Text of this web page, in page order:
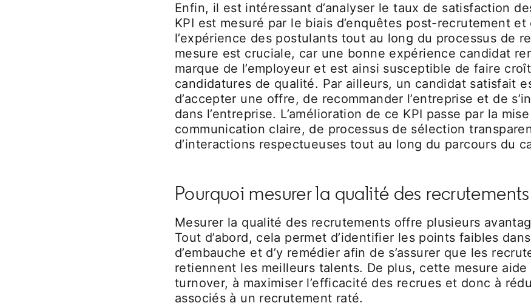
Enfin, il est intéressant d’analyser le taux de satisfaction
KPI est mesuré par le biais d’enquêtes post-recrutement et
l’expérience des postulants tout au long du processus de
mesure est cruciale, car une bonne expérience candidat
marque de l’employeur et est ainsi susceptible de faire
candidatures de qualité. Par ailleurs, un candidat satisfait
d’accepter une offre, de recommander l’entreprise et de
dans l’entreprise. L’amélioration de ce KPI passe par la
communication claire, de processus de sélection
d’interactions respectueuses tout au long du parcours du
Pourquoi mesurer la qualité des recrutements
Mesurer la qualité des recrutements offre plusieurs
Tout d’abord, cela permet d’identifier les points faibles
d’embauche et d’y remédier afin de s’assurer que les
retiennent les meilleurs talents. De plus, cette mesure aide
turnover, à maximiser l’efficacité des recrues et donc à
associés à un recrutement raté.